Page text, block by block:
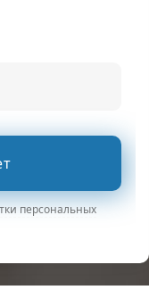
персональных